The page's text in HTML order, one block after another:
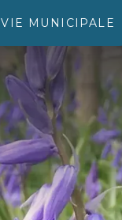
VIE MUNICIPALE